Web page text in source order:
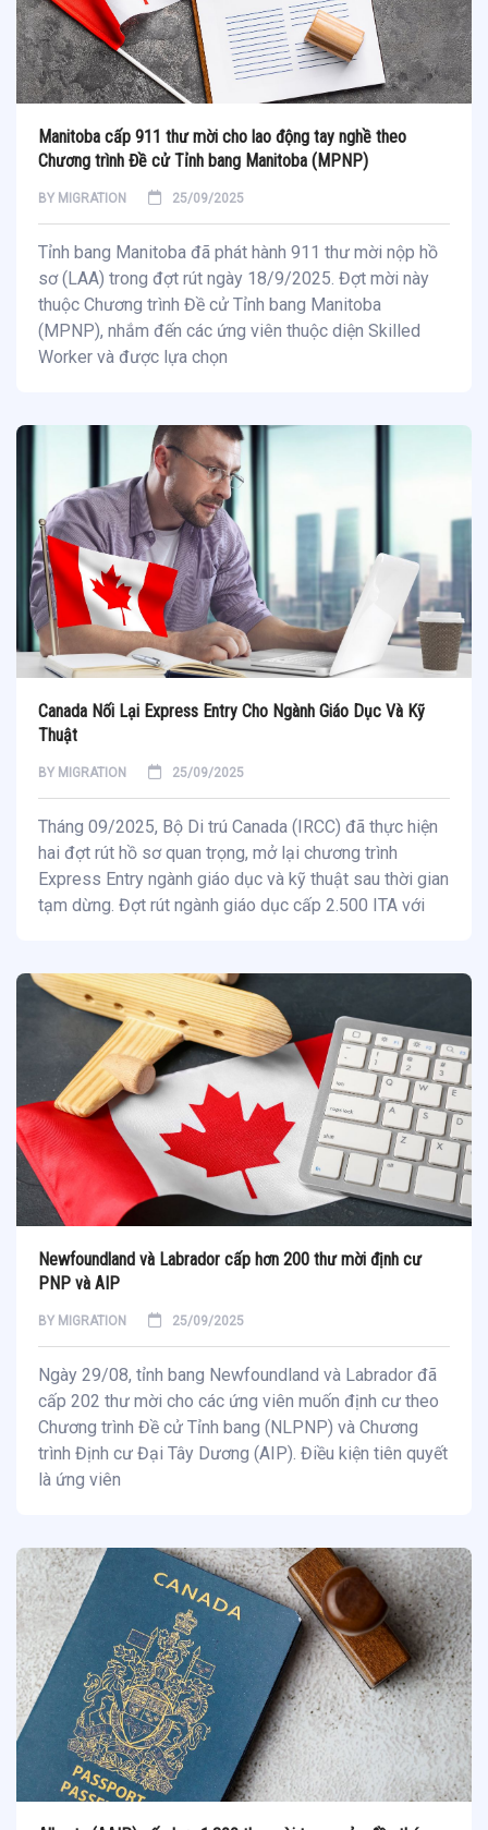
Manitoba cấp 911 thư mời cho lao động tay nghề theo
Chương trình Đề cử Tỉnh bang Manitoba (MPNP)
BY MIGRATION 25/09/2025
Tỉnh bang Manitoba đã phát hành 911 thư mời nộp hồ
sơ (LAA) trong đợt rút ngày 18/9/2025. Đợt mời này
thuộc Chương trình Đề cử Tỉnh bang Manitoba
(MPNP), nhắm đến các ứng viên thuộc diện Skilled
Worker và được lựa chọn
Canada Nối Lại Express Entry Cho Ngành Giáo Dục Và Kỹ
Thuật
BY MIGRATION 25/09/2025
Tháng 09/2025, Bộ Di trú Canada (IRCC) đã thực hiện
hai đợt rút hồ sơ quan trọng, mở lại chương trình
Express Entry ngành giáo dục và kỹ thuật sau thời gian
tạm dừng. Đợt rút ngành giáo dục cấp 2.500 ITA với
Newfoundland và Labrador cấp hơn 200 thư mời định cư
PNP và AIP
BY MIGRATION 25/09/2025
Ngày 29/08, tỉnh bang Newfoundland và Labrador đã
cấp 202 thư mời cho các ứng viên muốn định cư theo
Chương trình Đề cử Tỉnh bang (NLPNP) và Chương
trình Định cư Đại Tây Dương (AIP). Điều kiện tiên quyết
là ứng viên